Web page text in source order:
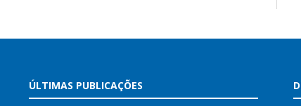
ÚLTIMAS PUBLICAÇÕES